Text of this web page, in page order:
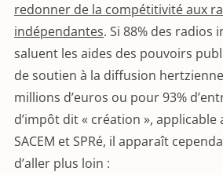
redonner de la compétitivité aux
indépendantes. Si 88% des radios
saluent les aides des pouvoirs
de soutien à la diffusion
millions d’euros ou pour 93%
d’impôt dit « création », applicable
SACEM et SPRé, il apparaît
d’aller plus loin :